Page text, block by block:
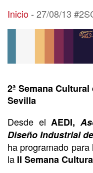
27/08/13 #2SCD
Inicio- 27/08/13
2ª Semana
Sevilla
Desde el AEDI,
Diseño Industrial
ha programado
la II Semana